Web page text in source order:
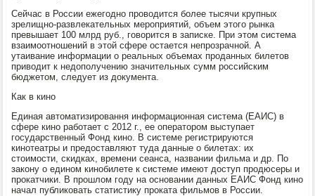
Сейчас в России ежегодно проводится более тысячи крупных
зрелищно-развлекательных мероприятий, объем этого рынка
превышает 100 млрд руб., говорится в записке. При этом система
взаимоотношений в этой сфере остается непрозрачной. А
утаивание информации о реальных объемах проданных билетов
приводит к недополучению значительных сумм российским
бюджетом, следует из документа.
Как в кино
Единая автоматизировання информационная система (ЕАИС) в
сфере кино работает с 2012 г., ее оператором выступает
государственный Фонд кино. В системе регистрируются
кинотеатры и предоставляют туда данные о билетах: их
стоимости, скидках, времени сеанса, названии фильма и др. По
закону о едином кинобилете к системе имеют доступ продюсеры и
прокатчики. В прошлом году на основании данных ЕАИС Фонд кино
начал публиковать статистику проката фильмов в России.